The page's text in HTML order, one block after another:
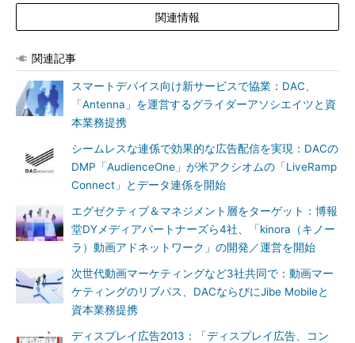
関連情報
関連記事
スマートデバイス向け新サービスで協業：DAC、
「Antenna」を運営するグライダーアソシエイツと資
本業務提携
シームレスな連係で効果的な広告配信を実現：DACの
DMP「AudienceOne」が米アクシオムの「LiveRamp
Connect」とデータ連係を開始
エグゼクティブ＆マネジメント層をターゲット：博報
堂DYメディアパートナーズら4社、「kinora（キノー
ラ）動画アドネットワーク」の開発／運営を開始
次世代動画マーケティングなど3社共同で：動画マー
ケティングのリブパス、DACならびにJibe Mobileと
資本業務提携
ディスプレイ広告2013：「ディスプレイ広告、コン